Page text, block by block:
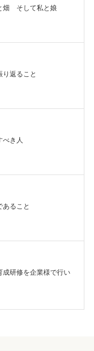
畑 そして私と娘
り返ること
べき人
あること
成研修を企業様で行い